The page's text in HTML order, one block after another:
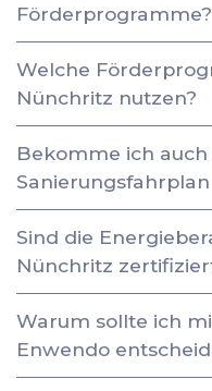
Förderprogramme?
Welche
Nünchritz nutzen?
Bekomme ich
Sind die
Nünchritz
Warum sollte ich
Enwendo